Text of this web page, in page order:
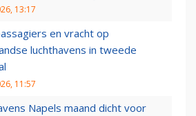
13:17
en vracht op
luchthavens in tweede
11:57
Napels maand dicht voor